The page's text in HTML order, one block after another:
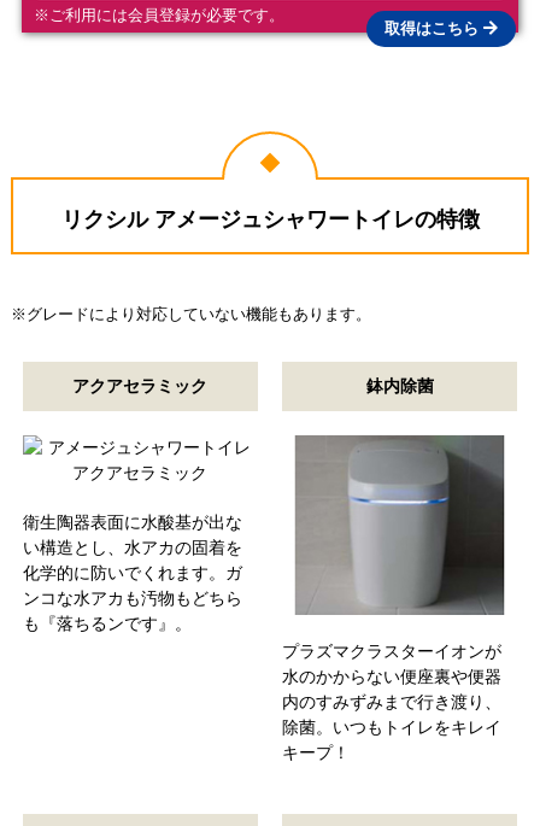
取得はこちら
※ご利用には会員登録が必要です。
リクシル アメージュシャワートイレの特徴
※グレードにより対応していない機能もあります。
アクアセラミック
衛生陶器表面に水酸基が出な
い構造とし、水アカの固着を
化学的に防いでくれます。ガ
ンコな水アカも汚物もどちら
も『落ちるンです』。
鉢内除菌
プラズマクラスターイオンが
水のかからない便座裏や便器
内のすみずみまで行き渡り、
除菌。いつもトイレをキレイ
キープ！